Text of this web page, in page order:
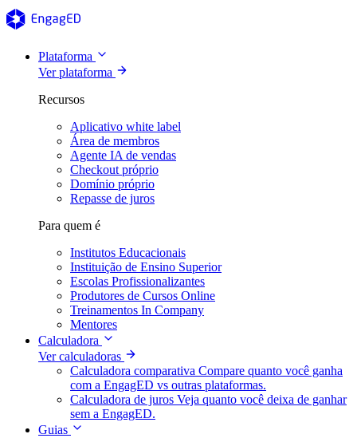
Plataforma
Ver plataforma
Recursos
Aplicativo white label
Área de membros
Agente IA de vendas
Checkout próprio
Domínio próprio
Repasse de juros
Para quem é
Institutos Educacionais
Instituição de Ensino Superior
Escolas Profissionalizantes
Produtores de Cursos Online
Treinamentos In Company
Mentores
Calculadora
Ver calculadoras
Calculadora comparativa Compare quanto você ganha
com a EngagED vs outras plataformas.
Calculadora de juros Veja quanto você deixa de ganhar
sem a EngagED.
Guias